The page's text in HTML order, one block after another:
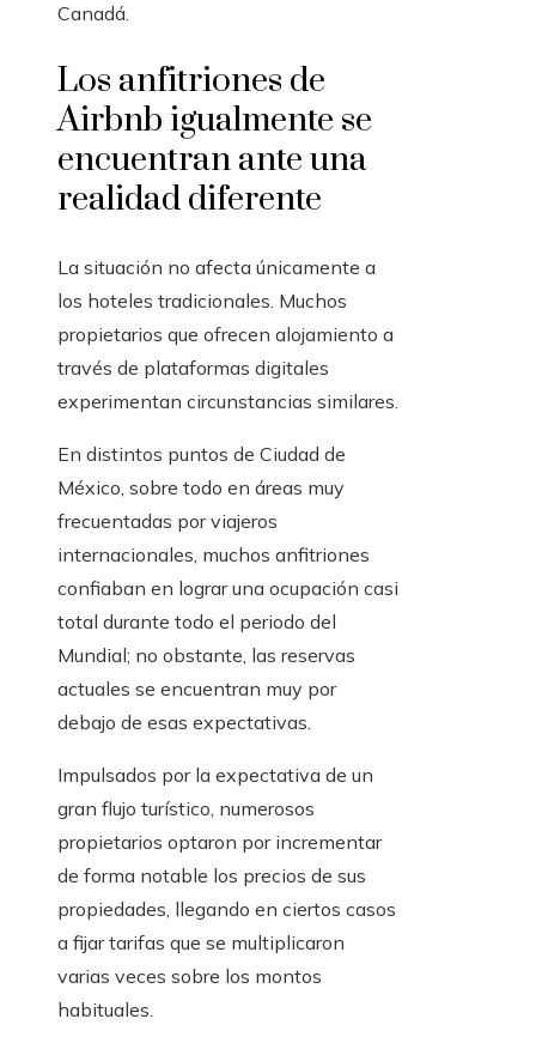
Canadá.
Los anfitriones de
Airbnb igualmente se
encuentran ante una
realidad diferente
La situación no afecta únicamente a
los hoteles tradicionales. Muchos
propietarios que ofrecen alojamiento a
través de plataformas digitales
experimentan circunstancias similares.
En distintos puntos de Ciudad de
México, sobre todo en áreas muy
frecuentadas por viajeros
internacionales, muchos anfitriones
confiaban en lograr una ocupación casi
total durante todo el periodo del
Mundial; no obstante, las reservas
actuales se encuentran muy por
debajo de esas expectativas.
Impulsados por la expectativa de un
gran flujo turístico, numerosos
propietarios optaron por incrementar
de forma notable los precios de sus
propiedades, llegando en ciertos casos
a fijar tarifas que se multiplicaron
varias veces sobre los montos
habituales.